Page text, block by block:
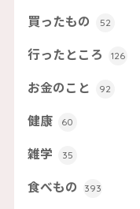
買ったもの 52
行ったところ 126
お金のこと 92
健康 60
雑学 35
食べもの 393